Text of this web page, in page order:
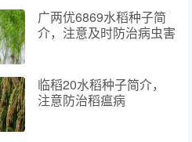
广两优6869水稻种子简
介，注意及时防治病虫害
临稻20水稻种子简介，
注意防治稻瘟病